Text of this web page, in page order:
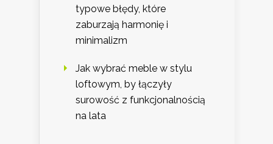
typowe błędy, które
zaburzają harmonię i
minimalizm
Jak wybrać meble w stylu
loftowym, by łączyły
surowość z funkcjonalnością
na lata